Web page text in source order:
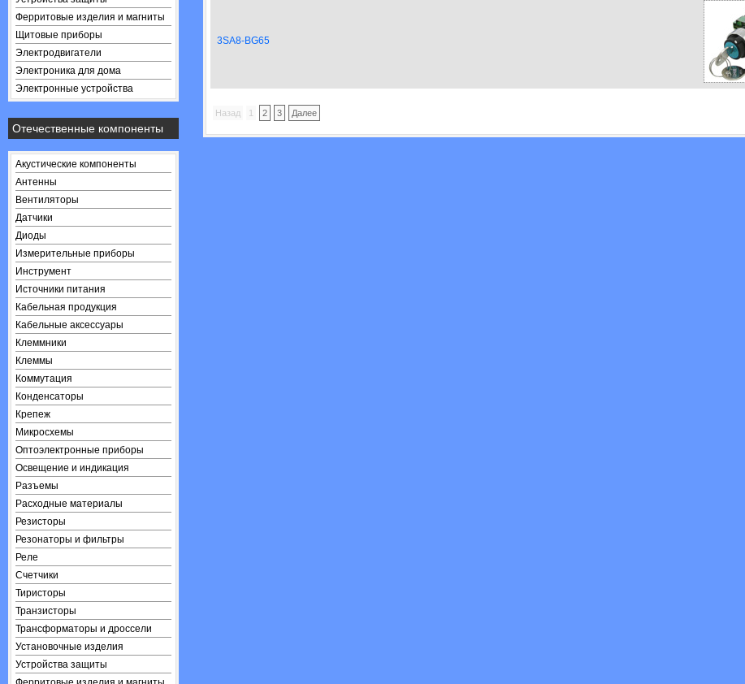
Ферритовые изделия и магниты
Щитовые приборы
Электродвигатели
Электроника для дома
Электронные устройства
Отечественные компоненты
Акустические компоненты
Антенны
Вентиляторы
Датчики
Диоды
Измерительные приборы
Инструмент
Источники питания
Кабельная продукция
Кабельные аксессуары
Клеммники
Клеммы
Коммутация
Конденсаторы
Крепеж
Микросхемы
Оптоэлектронные приборы
Освещение и индикация
Разъемы
Расходные материалы
Резисторы
Резонаторы и фильтры
Реле
Счетчики
Тиристоры
Транзисторы
Трансформаторы и дроссели
Установочные изделия
Устройства защиты
3SA8-BG65
Назад 1 2 3 Далее